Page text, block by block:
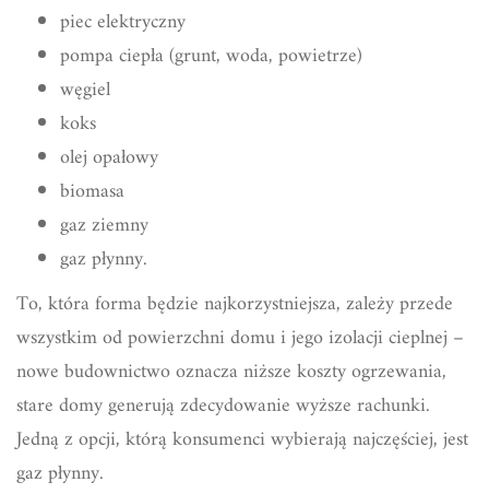
piec elektryczny
pompa ciepła (grunt, woda, powietrze)
węgiel
koks
olej opałowy
biomasa
gaz ziemny
gaz płynny.
To, która forma będzie najkorzystniejsza, zależy przede
wszystkim od powierzchni domu i jego izolacji cieplnej –
nowe budownictwo oznacza niższe koszty ogrzewania,
stare domy generują zdecydowanie wyższe rachunki.
Jedną z opcji, którą konsumenci wybierają najczęściej, jest
gaz płynny.